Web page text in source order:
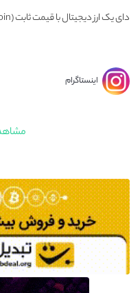
دای یک ارز دیجیتال با قیمت ثابت (stable coin)...
اینستاگرام